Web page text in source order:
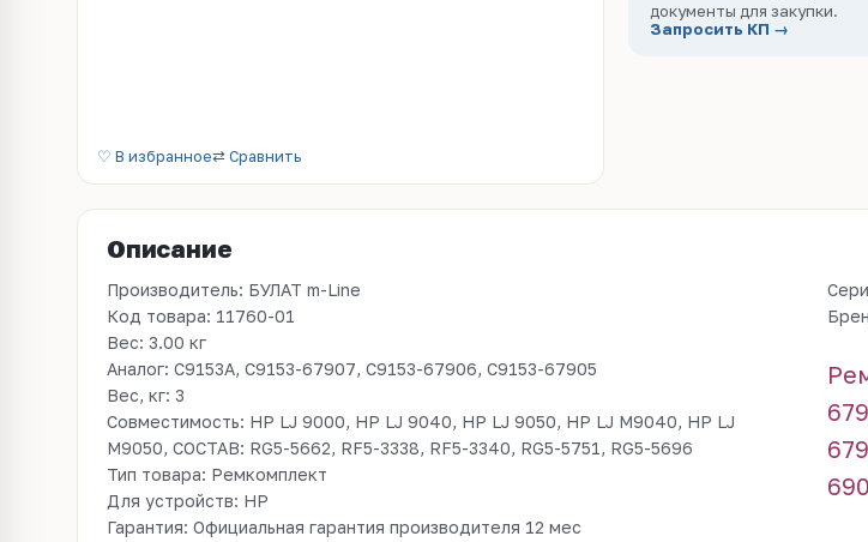
♡ В избранное⇄ Сравнить
документы для закупки.
Запросить КП →
Описание
Производитель: БУЛАТ m-Line
Код товара: 11760-01
Вес: 3.00 кг
Аналог: C9153A, C9153-67907, C9153-67906, C9153-67905
Вес, кг: 3
Совместимость: HP LJ 9000, HP LJ 9040, HP LJ 9050, HP LJ M9040, HP LJ
M9050, СОСТАВ: RG5-5662, RF5-3338, RF5-3340, RG5-5751, RG5-5696
Тип товара: Ремкомплект
Для устройств: HP
Гарантия: Официальная гарантия производителя 12 мес